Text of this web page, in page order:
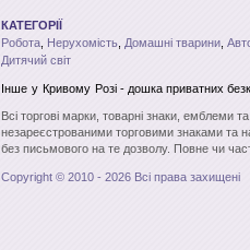
КАТЕГОРІЇ
Робота Нерухомість Домашні тварини
Дитячий світ
Інше у Кривому Розі - дошка приватних
Всі торгові марки, товарні знаки, емблеми
незареєстрованими торговими знаками та
без письмового на те дозволу. Повне чи
Copyright © 2010 - 2026 Всі права захищені